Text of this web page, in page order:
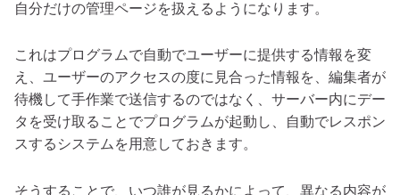
自分だけの管理ページを扱えるようになります。
これはプログラムで自動でユーザーに提供する情報を変
え、ユーザーのアクセスの度に見合った情報を、編集者が
待機して手作業で送信するのではなく、サーバー内にデー
タを受け取ることでプログラムが起動し、自動でレスポン
スするシステムを用意しておきます。
そうすることで、いつ誰が見るかによって、異なる内容が